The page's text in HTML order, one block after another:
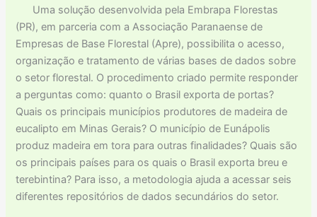
Uma solução desenvolvida pela Embrapa Florestas
(PR), em parceria com a Associação Paranaense de
Empresas de Base Florestal (Apre), possibilita o acesso,
organização e tratamento de várias bases de dados sobre
o setor florestal. O procedimento criado permite responder
a perguntas como: quanto o Brasil exporta de portas?
Quais os principais municípios produtores de madeira de
eucalipto em Minas Gerais? O município de Eunápolis
produz madeira em tora para outras finalidades? Quais são
os principais países para os quais o Brasil exporta breu e
terebintina? Para isso, a metodologia ajuda a acessar seis
diferentes repositórios de dados secundários do setor.